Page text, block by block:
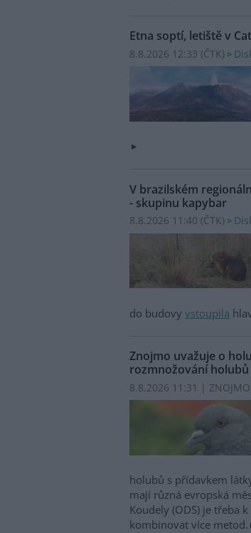
Etna soptí, letiště v
8.8.2026 12:33 (ČTK)
V brazilském
- skupinu kapybar
8.8.2026 11:40 (ČTK)
do budovy vstoupila
Znojmo uvažuje o
rozmnožování holubů
8.8.2026 11:31 |
holubů s přídavkem
mají různá evropská
Koudely (ODS) je třeba
kombinovat více metod.